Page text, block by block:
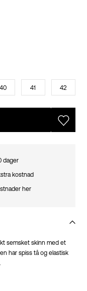
40 41 42
dager
kostnad
her
semsket skinn med et
har spiss tå og elastisk